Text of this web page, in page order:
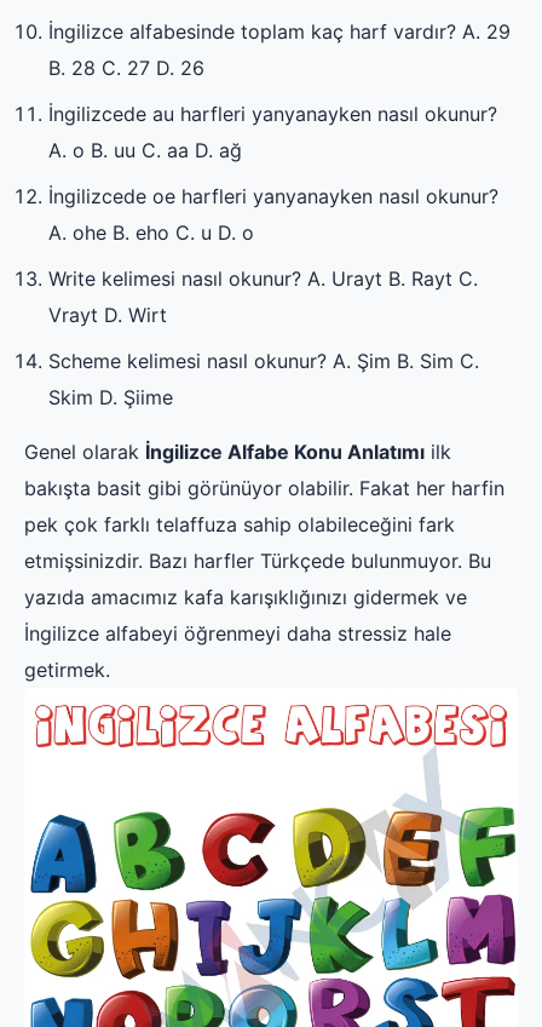
İngilizce alfabesinde toplam kaç harf vardır? A. 29
B. 28 C. 27 D. 26
İngilizcede au harfleri yanyanayken nasıl okunur?
A. o B. uu C. aa D. ağ
İngilizcede oe harfleri yanyanayken nasıl okunur?
A. ohe B. eho C. u D. o
Write kelimesi nasıl okunur? A. Urayt B. Rayt C.
Vrayt D. Wirt
Scheme kelimesi nasıl okunur? A. Şim B. Sim C.
Skim D. Şiime
Genel olarak İngilizce Alfabe Konu Anlatımı ilk
bakışta basit gibi görünüyor olabilir. Fakat her harfin
pek çok farklı telaffuza sahip olabileceğini fark
etmişsinizdir. Bazı harfler Türkçede bulunmuyor. Bu
yazıda amacımız kafa karışıklığınızı gidermek ve
İngilizce alfabeyi öğrenmeyi daha stressiz hale
getirmek.